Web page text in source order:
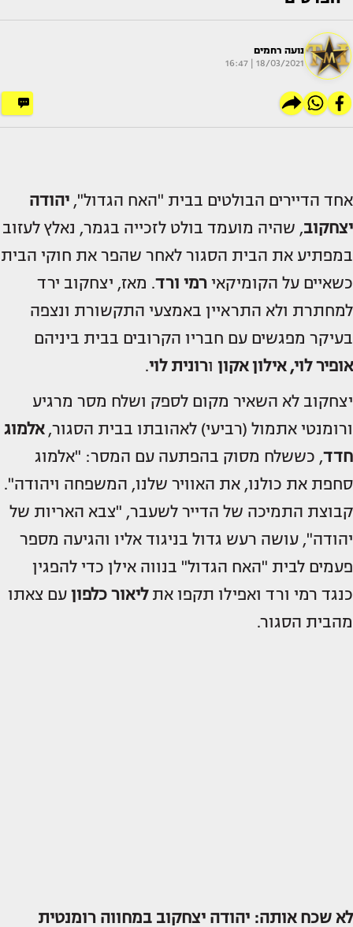
נועה רחמים
18/03/2021 | 16:47
אחד הדיירים הבולטים בבית "האח הגדול", יהודה
יצחקוב, שהיה מועמד בולט לזכייה בגמר, נאלץ לעזוב
במפתיע את הבית הסגור לאחר שהפר את חוקי הבית
כשאיים על הקומיקאי רמי ורד. מאז, יצחקוב ירד
למחתרת ולא התראיין באמצעי התקשורת ונצפה
בעיקר מפגשים עם חבריו הקרובים בבית ביניהם
אופיר לוי, אילון אקון ורונית לוי.
יצחקוב לא השאיר מקום לספק ושלח מסר מרגיע
ורומנטי אתמול (רביעי) לאהובתו בבית הסגור,אלמוג
חדד, כששלח מסוק בהפתעה עם המסר: "אלמוג
סחפת את כולנו, את האוויר שלנו, המשפחה ויהודה".
קבוצת התמיכה של הדייר לשעבר, "צבא האריות של
יהודה", עושה רעש גדול בניגוד אליו והגיעה מספר
פעמים לבית "האח הגדול" בנווה אילן כדי להפגין
כנגד רמי ורד ואפילו תקפו את ליאור כלפון עם צאתו
מהבית הסגור.
לא שכח אותה: יהודה יצחקוב במחווה רומנטית